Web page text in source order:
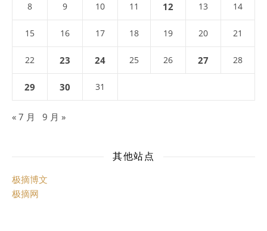
8 9 10 11 12 13 14
15 16 17 18 19 20 21
22 23 24 25 26 27 28
29 30 31
« 7 月 9 月 »
其他站点
极摘博文
极摘网